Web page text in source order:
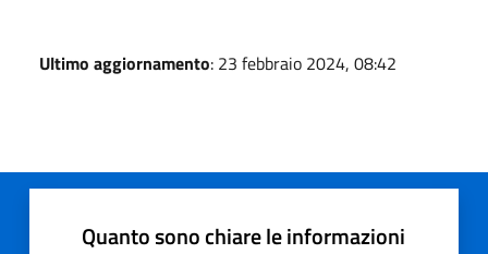
Ultimo aggiornamento: 23 febbraio 2024, 08:42
Quanto sono chiare le informazioni